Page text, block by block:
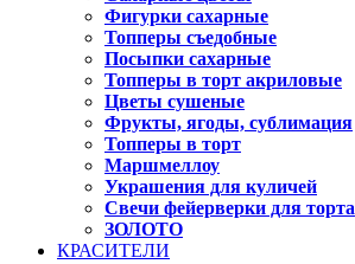
Фигурки сахарные
Топперы съедобные
Посыпки сахарные
Топперы в торт акриловые
Цветы сушеные
Фрукты, ягоды, сублимация
Топперы в торт
Маршмеллоу
Украшения для куличей
Свечи фейерверки для торта
ЗОЛОТО
КРАСИТЕЛИ